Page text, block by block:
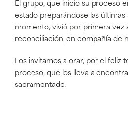
El grupo, que inicio su proceso
estado preparándose las últimas
momento, vivió por primera vez
reconciliación, en compañía de
Los invitamos a orar, por el feliz
proceso, que los lleva a
sacramentado.